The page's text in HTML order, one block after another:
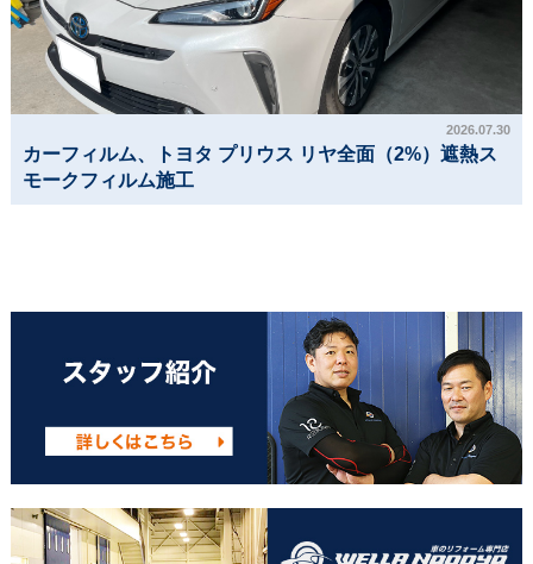
2026.07.30
カーフィルム、トヨタ プリウス リヤ全面（2%）遮熱ス
モークフィルム施工